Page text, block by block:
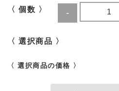
〈 個数 〉
〈 選択商品 〉
〈 選択商品の価格 〉